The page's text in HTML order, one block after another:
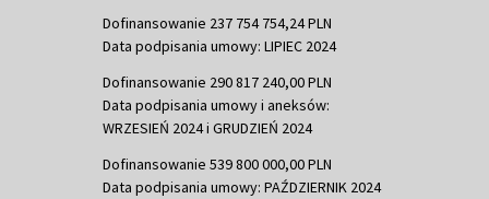
Dofinansowanie 237 754 754,24 PLN
Data podpisania umowy: LIPIEC 2024
Dofinansowanie 290 817 240,00 PLN
Data podpisania umowy i aneksów:
WRZESIEŃ 2024 i GRUDZIEŃ 2024
Dofinansowanie 539 800 000,00 PLN
Data podpisania umowy: PAŹDZIERNIK 2024